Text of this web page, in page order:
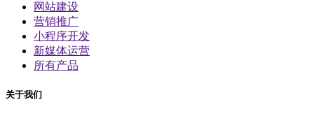
网站建设
营销推广
小程序开发
新媒体运营
所有产品
关于我们